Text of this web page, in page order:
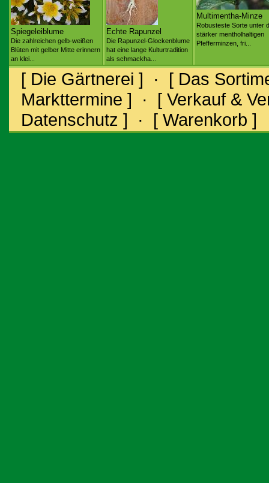
Spiegeleiblume
Die zahlreichen gelb-weißen
Blüten mit gelber Mitte erinnern
an klei...
Echte Rapunzel
Die Rapunzel-Glockenblume
hat eine lange Kulturtradition
als schmackha...
Multimentha-Minze
Robusteste Sorte unter
stärker mentholhaltigen
Pfefferminzen, fri...
[ Die Gärtnerei ] · [ Das
Markttermine ] · [ Verkauf &
Datenschutz ] · [ Warenkorb ]